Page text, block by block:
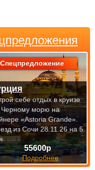
Спецпредложение
55600р
Подробнее
себе отдых в круизе
морю на
«Astoria Grande».
из Сочи 28.11.26 на 5